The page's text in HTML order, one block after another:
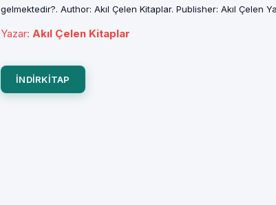
gelmektedir?. Author: Akıl Çelen Kitaplar. Publisher: Akıl Çelen
Yazar: Akıl Çelen Kitaplar
INDIRKITAP